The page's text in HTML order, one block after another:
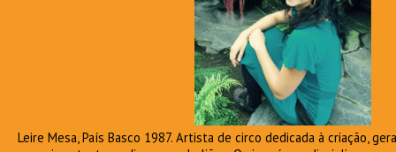
Leire Mesa, País Basco 1987. Artista de circo dedicada à criação,